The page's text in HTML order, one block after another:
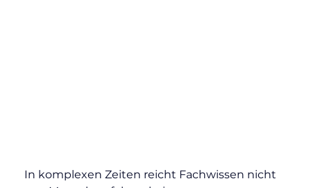
In komplexen Zeiten reicht Fachwissen nicht